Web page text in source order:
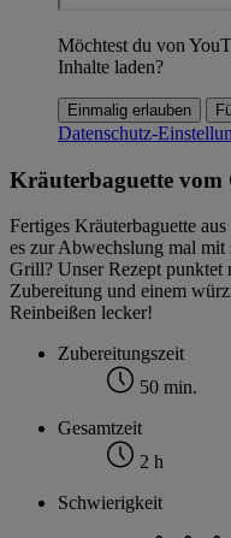
Möchtest du von
Inhalte laden?
Einmalig erlauben
Datenschutz-
Kräuterbaguette vom
Fertiges Kräuterbaguette
es zur Abwechslung mal mit
Grill? Unser Rezept punktet
Zubereitung und einem
Reinbeißen lecker!
Zubereitungszeit
50 min.
Gesamtzeit
2 h
Schwierigkeit